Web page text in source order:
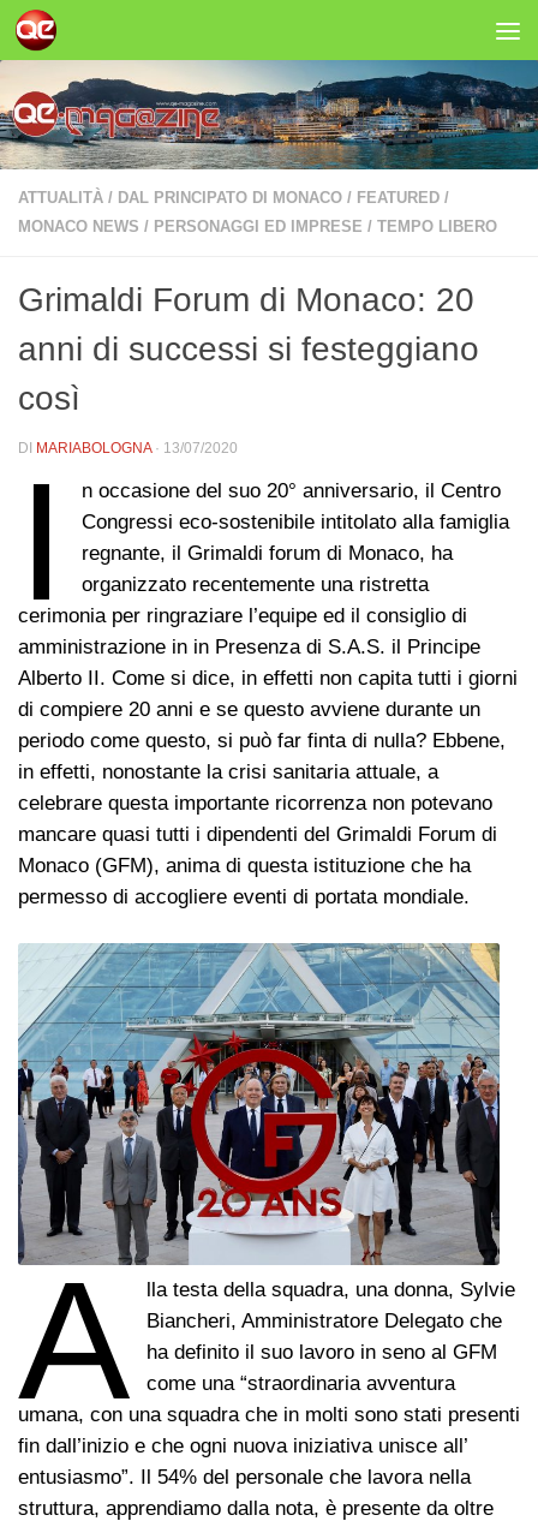
Salta al contenuto
ATTUALITÀ / DAL PRINCIPATO DI MONACO / FEATURED /
MONACO NEWS / PERSONAGGI ED IMPRESE / TEMPO LIBERO
Grimaldi Forum di Monaco: 20
anni di successi si festeggiano
così
DI MARIABOLOGNA · 13/07/2020
I
n occasione del suo 20° anniversario, il Centro
Congressi eco-sostenibile intitolato alla famiglia
regnante, il Grimaldi forum di Monaco, ha
organizzato recentemente una ristretta
cerimonia per ringraziare l’equipe ed il consiglio di
amministrazione in in Presenza di S.A.S. il Principe
Alberto II. Come si dice, in effetti non capita tutti i giorni
di compiere 20 anni e se questo avviene durante un
periodo come questo, si può far finta di nulla? Ebbene,
in effetti, nonostante la crisi sanitaria attuale, a
celebrare questa importante ricorrenza non potevano
mancare quasi tutti i dipendenti del Grimaldi Forum di
Monaco (GFM), anima di questa istituzione che ha
permesso di accogliere eventi di portata mondiale.
A
lla testa della squadra, una donna, Sylvie
Biancheri, Amministratore Delegato che
ha definito il suo lavoro in seno al GFM
come una “straordinaria avventura
umana, con una squadra che in molti sono stati presenti
fin dall’inizio e che ogni nuova iniziativa unisce all’
entusiasmo”. Il 54% del personale che lavora nella
struttura, apprendiamo dalla nota, è presente da oltre